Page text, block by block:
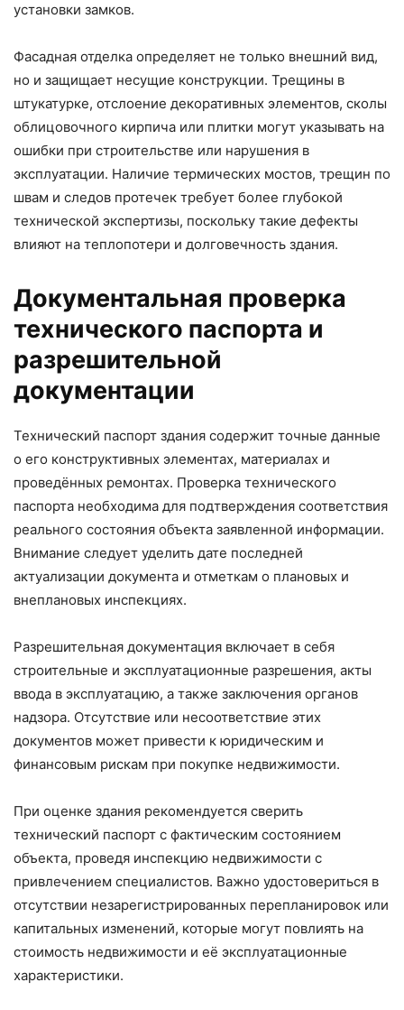
установки замков.
Фасадная отделка определяет не только внешний вид,
но и защищает несущие конструкции. Трещины в
штукатурке, отслоение декоративных элементов, сколы
облицовочного кирпича или плитки могут указывать на
ошибки при строительстве или нарушения в
эксплуатации. Наличие термических мостов, трещин по
швам и следов протечек требует более глубокой
технической экспертизы, поскольку такие дефекты
влияют на теплопотери и долговечность здания.
Документальная проверка
технического паспорта и
разрешительной
документации
Технический паспорт здания содержит точные данные
о его конструктивных элементах, материалах и
проведённых ремонтах. Проверка технического
паспорта необходима для подтверждения соответствия
реального состояния объекта заявленной информации.
Внимание следует уделить дате последней
актуализации документа и отметкам о плановых и
внеплановых инспекциях.
Разрешительная документация включает в себя
строительные и эксплуатационные разрешения, акты
ввода в эксплуатацию, а также заключения органов
надзора. Отсутствие или несоответствие этих
документов может привести к юридическим и
финансовым рискам при покупке недвижимости.
При оценке здания рекомендуется сверить
технический паспорт с фактическим состоянием
объекта, проведя инспекцию недвижимости с
привлечением специалистов. Важно удостовериться в
отсутствии незарегистрированных перепланировок или
капитальных изменений, которые могут повлиять на
стоимость недвижимости и её эксплуатационные
характеристики.